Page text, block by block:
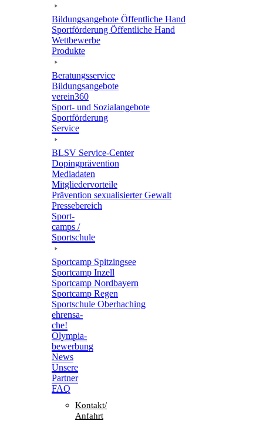
Bildungs­an­ge­bote Öffent­li­che Hand
Sport­för­de­rung Öffent­li­che Hand
Wett­be­werbe
Produkte
Bera­tungs­ser­vice
Bildungs­an­ge­bote
verein360
Sport- und Sozialangebote
Sport­för­de­rung
Service
BLSV Service-Center
Doping­prä­ven­tion
Media­da­ten
Mitglie­der­vor­teile
Präven­tion sexua­li­sier­ter Gewalt
Pres­se­be­reich
Sport­
camps /
Sportschule
Sport­camp Spitzingsee
Sport­camp Inzell
Sport­camp Nordbayern
Sport­camp Regen
Sport­schule Oberhaching
ehren­sa­
che!
Olym­pia­
be­wer­bung
News
Unsere
Part­ner
FAQ
Kontakt/​​
Anfahrt